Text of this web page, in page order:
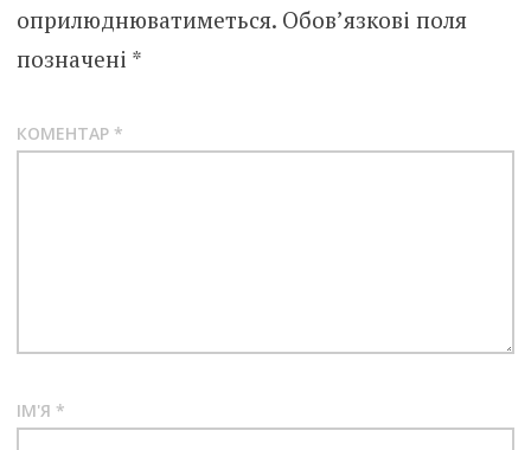
оприлюднюватиметься. Обов’язкові поля
позначені *
КОМЕНТАР *
ІМ'Я *